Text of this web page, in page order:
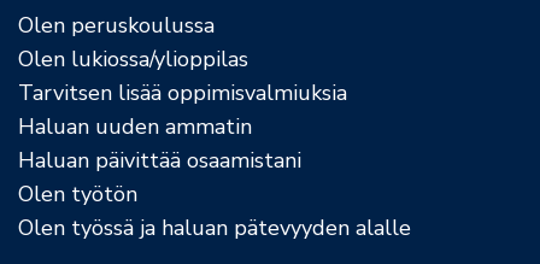
Olen peruskoulussa
Olen lukiossa/ylioppilas
Tarvitsen lisää oppimisvalmiuksia
Haluan uuden ammatin
Haluan päivittää osaamistani
Olen työtön
Olen työssä ja haluan pätevyyden alalle